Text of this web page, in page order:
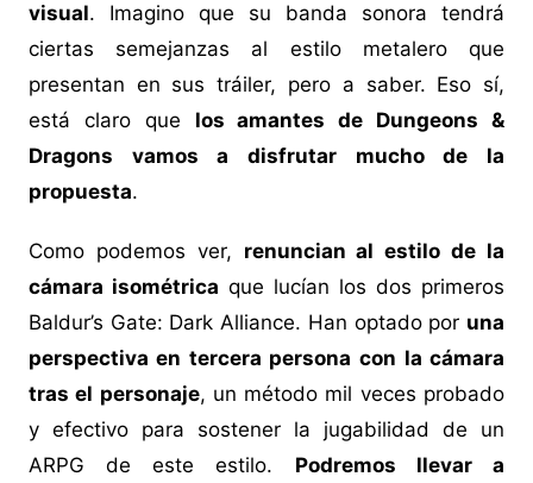
visual. Imagino que su banda sonora tendrá
ciertas semejanzas al estilo metalero que
presentan en sus tráiler, pero a saber. Eso sí,
está claro que los amantes de Dungeons &
Dragons vamos a disfrutar mucho de la
propuesta.
Como podemos ver, renuncian al estilo de la
cámara isométrica que lucían los dos primeros
Baldur’s Gate: Dark Alliance. Han optado por una
perspectiva en tercera persona con la cámara
tras el personaje, un método mil veces probado
y efectivo para sostener la jugabilidad de un
ARPG de este estilo. Podremos llevar a